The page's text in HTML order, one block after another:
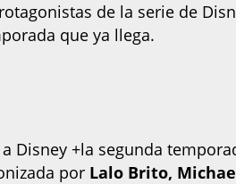
de la serie de
que ya llega.
Disney +la segunda
por Lalo Brito,